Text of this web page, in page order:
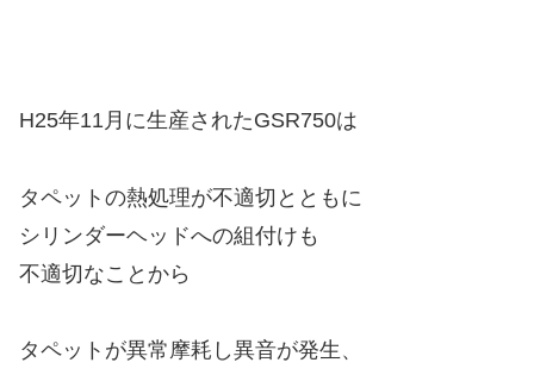
H25年11月に生産されたGSR750は
タペットの熱処理が不適切とともに
シリンダーヘッドへの組付けも
不適切なことから
タペットが異常摩耗し異音が発生、